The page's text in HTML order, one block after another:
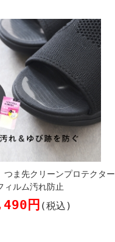
つま先クリーンプロテクター
ィルム汚れ防止
円 (税込)